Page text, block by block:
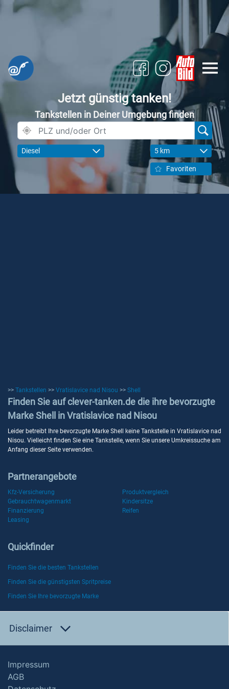
Jetzt günstig tanken!
Tankstellen in Deiner Umgebung finden
Diesel 5 km
Favoriten
>> Tankstellen >> Vratislavice nad Nisou >> Shell
Finden Sie auf clever-tanken.de die ihre bevorzugte
Marke Shell in Vratislavice nad Nisou
Leider betreibt Ihre bevorzugte Marke Shell keine Tankstelle in Vratislavice nad
Nisou. Vielleicht finden Sie eine Tankstelle, wenn Sie unsere Umkreissuche am
Anfang dieser Seite verwenden.
Partnerangebote
Kfz-Versicherung
Produktvergleich
Gebrauchtwagenmarkt
Kindersitze
Finanzierung
Reifen
Leasing
Quickfinder
Finden Sie die besten Tankstellen
Finden Sie die günstigsten Spritpreise
Finden Sie Ihre bevorzugte Marke
Disclaimer
Impressum
AGB